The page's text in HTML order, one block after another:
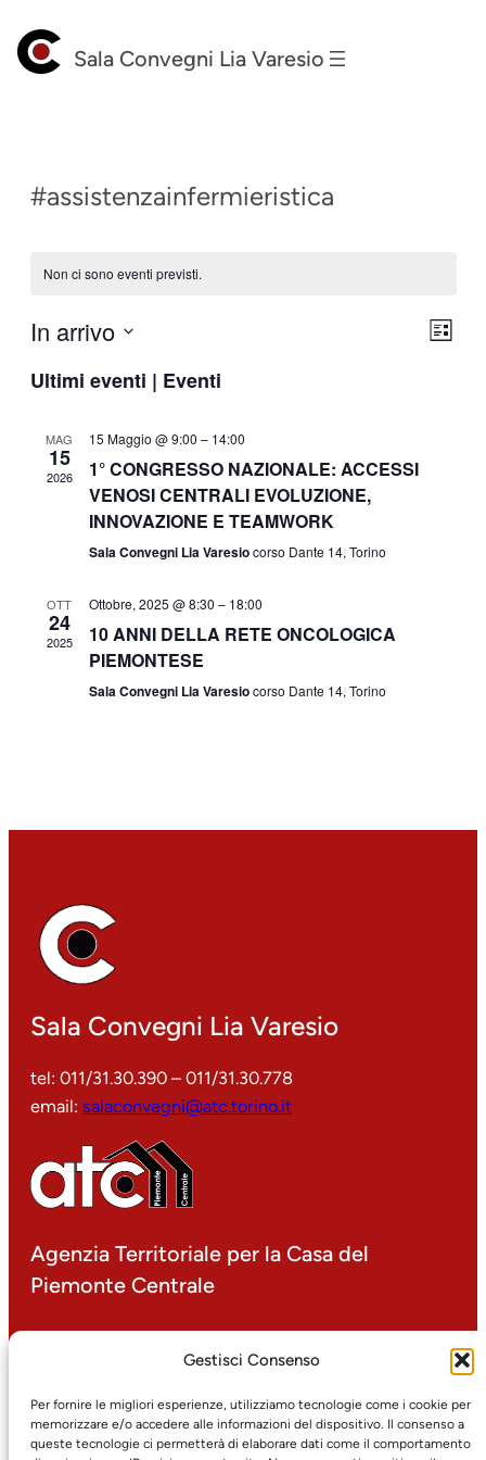
Gestisci Consenso
Per fornire le migliori esperienze, utilizziamo tecnologie come i cookie per
memorizzare e/o accedere alle informazioni del dispositivo. Il consenso a
queste tecnologie ci permetterà di elaborare dati come il comportamento
Sala Convegni Lia Varesio
#assistenzainfermieristica
Non ci sono eventi previsti.
Lista
In arrivo
la
Ultimi eventi | Eventi
MAG
15
2026
15 Maggio @ 9:00 – 14:00
1° CONGRESSO NAZIONALE: ACCESSI
VENOSI CENTRALI EVOLUZIONE,
INNOVAZIONE E TEAMWORK
Sala Convegni Lia Varesiocorso Dante 14, Torino
OTT
24
2025
Ottobre, 2025 @ 8:30 – 18:00
10 ANNI DELLA RETE ONCOLOGICA
PIEMONTESE
Sala Convegni Lia Varesiocorso Dante 14, Torino
Sala Convegni Lia Varesio
tel: 011/31.30.390 – 011/31.30.778
email: salaconvegni@atc.torino.it
Agenzia Territoriale per la Casa del
Piemonte Centrale
corso Dante 14 – 10134 Torino
tel: 011/31.30.1
fax: 011/31.30.425